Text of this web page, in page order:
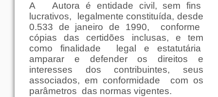
A
Autora é entidade civil ,sem
fins
lucrativos, legalmente constituída, desde
0.533 de janeiro de 1990,
conforme
cópias dascertidões inclusas, e tem
como
finalidade legal
e estatutária
amparar e defenderosdireitos e
interesses dos contribuintes, seus
associados,em conformidade com os
parâmetros das normas vigentes.